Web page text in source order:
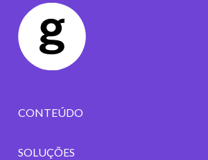
CONTEÚDO
SOLUÇÕES